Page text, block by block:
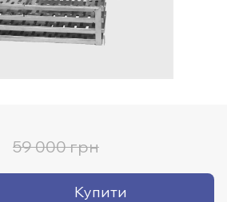
59 000 грн
Купити